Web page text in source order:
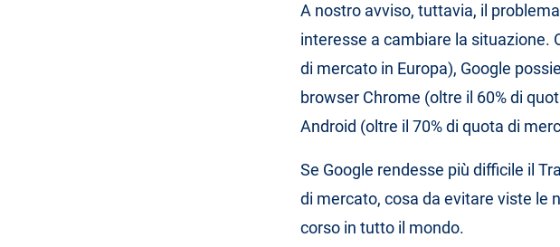
A nostro avviso, tuttavia, il
interesse a cambiare la situazione.
di mercato in Europa), Google
browser Chrome (oltre il 60% di
Android (oltre il 70% di quota di
Se Google rendesse più difficile il
di mercato, cosa da evitare viste le
corso in tutto il mondo.